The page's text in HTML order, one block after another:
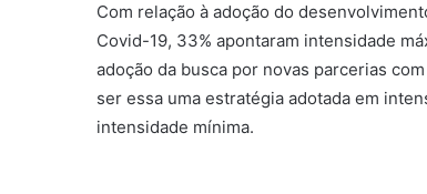
Com relação à adoção do
Covid-19, 33% apontaram intensidade
adoção da busca por novas parcerias
ser essa uma estratégia adotada em
intensidade mínima.